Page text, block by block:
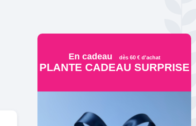
En cadeau dès 60 € d'achat
PLANTE CADEAU SURPRISE